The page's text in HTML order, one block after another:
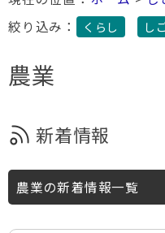
絞り込み：
くらし し
農業
新着情報
農業の新着情報一覧